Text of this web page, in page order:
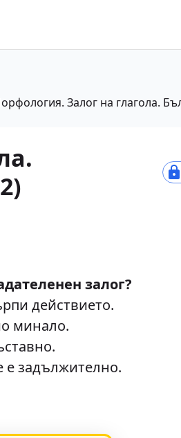
Залог на глагола.
залог?
действието.
минало.
задължително.